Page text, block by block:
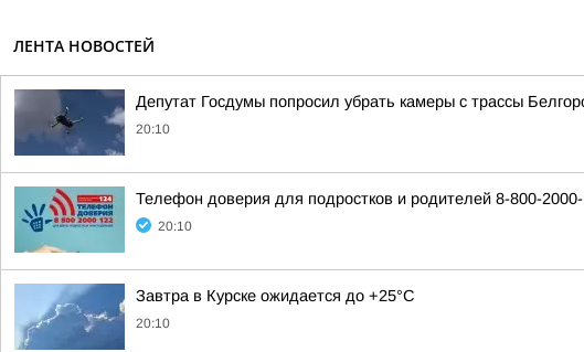
ЛЕНТА НОВОСТЕЙ
Депутат Госдумы попросил убрать камеры с трассы
20:10
Телефон доверия для подростков и родителей 8-800-
20:10
Завтра в Курске ожидается до +25°C
20:10